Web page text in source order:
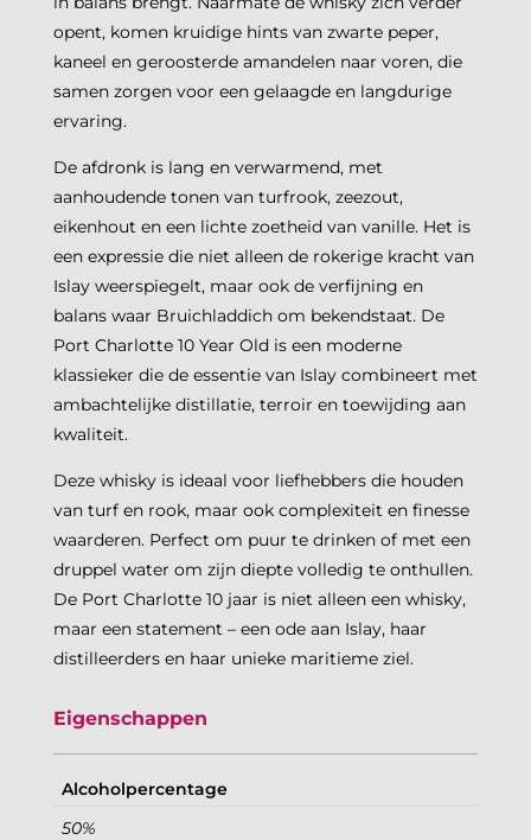
opent, komen kruidige hints van zwarte peper,
kaneel en geroosterde amandelen naar voren, die
samen zorgen voor een gelaagde en langdurige
ervaring.
De afdronk is lang en verwarmend, met
aanhoudende tonen van turfrook, zeezout,
eikenhout en een lichte zoetheid van vanille. Het is
een expressie die niet alleen de rokerige kracht van
Islay weerspiegelt, maar ook de verfijning en
balans waar Bruichladdich om bekendstaat. De
Port Charlotte 10 Year Old is een moderne
klassieker die de essentie van Islay combineert met
ambachtelijke distillatie, terroir en toewijding aan
kwaliteit.
Deze whisky is ideaal voor liefhebbers die houden
van turf en rook, maar ook complexiteit en finesse
waarderen. Perfect om puur te drinken of met een
druppel water om zijn diepte volledig te onthullen.
De Port Charlotte 10 jaar is niet alleen een whisky,
maar een statement – een ode aan Islay, haar
distilleerders en haar unieke maritieme ziel.
Eigenschappen
Alcoholpercentage
50%